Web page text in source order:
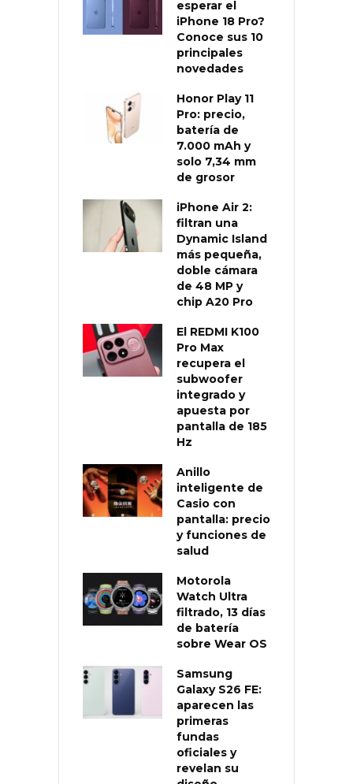
esperar el
iPhone 18 Pro?
Conoce sus 10
principales
novedades
Honor Play 11
Pro: precio,
batería de
7.000 mAh y
solo 7,34 mm
de grosor
iPhone Air 2:
filtran una
Dynamic Island
más pequeña,
doble cámara
de 48 MP y
chip A20 Pro
El REDMI K100
Pro Max
recupera el
subwoofer
integrado y
apuesta por
pantalla de 185
Hz
Anillo
inteligente de
Casio con
pantalla: precio
y funciones de
salud
Motorola
Watch Ultra
filtrado, 13 días
de batería
sobre Wear OS
Samsung
Galaxy S26 FE:
aparecen las
primeras
fundas
oficiales y
revelan su